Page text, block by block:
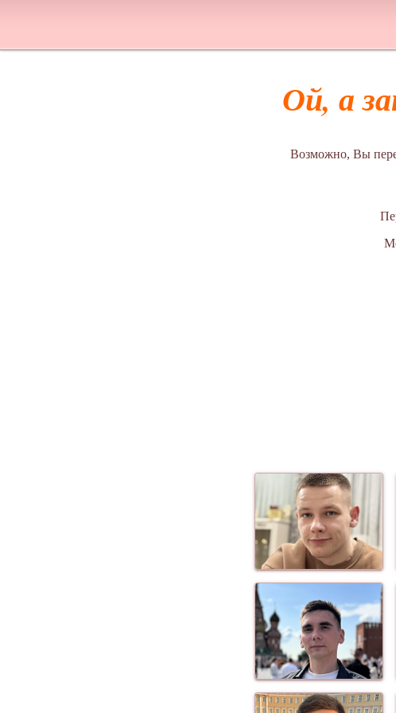
Ой, а
Возможно, Вы